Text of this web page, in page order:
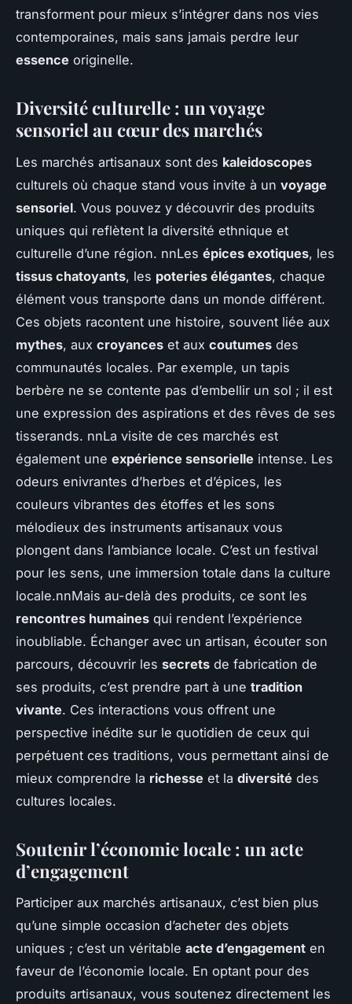
transforment pour mieux s’intégrer dans nos vies
contemporaines, mais sans jamais perdre leur
essence originelle.
Diversité culturelle : un voyage
sensoriel au cœur des marchés
Les marchés artisanaux sont des kaleidoscopes
culturels où chaque stand vous invite à un voyage
sensoriel. Vous pouvez y découvrir des produits
uniques qui reflètent la diversité ethnique et
culturelle d’une région. nnLes épices exotiques, les
tissus chatoyants, les poteries élégantes, chaque
élément vous transporte dans un monde différent.
Ces objets racontent une histoire, souvent liée aux
mythes, aux croyances et aux coutumes des
communautés locales. Par exemple, un tapis
berbère ne se contente pas d’embellir un sol ; il est
une expression des aspirations et des rêves de ses
tisserands. nnLa visite de ces marchés est
également une expérience sensorielle intense. Les
odeurs enivrantes d’herbes et d’épices, les
couleurs vibrantes des étoffes et les sons
mélodieux des instruments artisanaux vous
plongent dans l’ambiance locale. C’est un festival
pour les sens, une immersion totale dans la culture
locale.nnMais au-delà des produits, ce sont les
rencontres humaines qui rendent l’expérience
inoubliable. Échanger avec un artisan, écouter son
parcours, découvrir les secrets de fabrication de
ses produits, c’est prendre part à une tradition
vivante. Ces interactions vous offrent une
perspective inédite sur le quotidien de ceux qui
perpétuent ces traditions, vous permettant ainsi de
mieux comprendre la richesse et la diversité des
cultures locales.
Soutenir l’économie locale : un acte
d’engagement
Participer aux marchés artisanaux, c’est bien plus
qu’une simple occasion d’acheter des objets
uniques ; c’est un véritable acte d’engagement en
faveur de l’économie locale. En optant pour des
produits artisanaux, vous soutenez directement les